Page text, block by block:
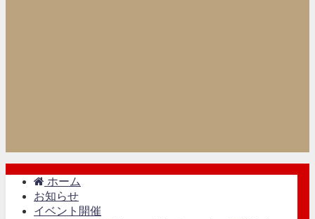
ホーム
お知らせ
イベント開催